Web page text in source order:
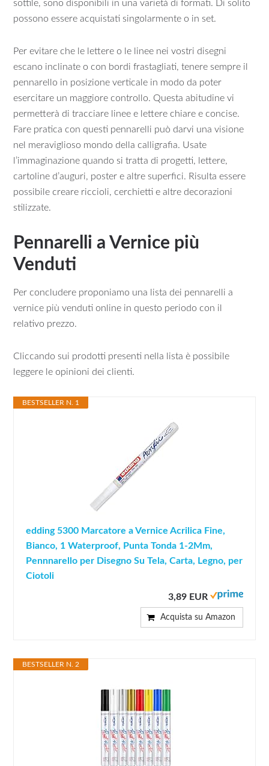
sottile, sono disponibili in una varietà di formati. Di solito
possono essere acquistati singolarmente o in set.
Per evitare che le lettere o le linee nei vostri disegni
escano inclinate o con bordi frastagliati, tenere sempre il
pennarello in posizione verticale in modo da poter
esercitare un maggiore controllo. Questa abitudine vi
permetterà di tracciare linee e lettere chiare e concise.
Fare pratica con questi pennarelli può darvi una visione
nel meraviglioso mondo della calligrafia. Usate
l’immaginazione quando si tratta di progetti, lettere,
cartoline d’auguri, poster e altre superfici. Risulta essere
possibile creare riccioli, cerchietti e altre decorazioni
stilizzate.
Pennarelli a Vernice più
Venduti
Per concludere proponiamo una lista dei pennarelli a
vernice più venduti online in questo periodo con il
relativo prezzo.
Cliccando sui prodotti presenti nella lista è possibile
leggere le opinioni dei clienti.
BESTSELLER N. 1
edding 5300 Marcatore a Vernice Acrilica Fine,
Bianco, 1 Waterproof, Punta Tonda 1-2Mm,
Pennnarello per Disegno Su Tela, Carta, Legno, per
Ciotoli
3,89 EUR
Acquista su Amazon
BESTSELLER N. 2